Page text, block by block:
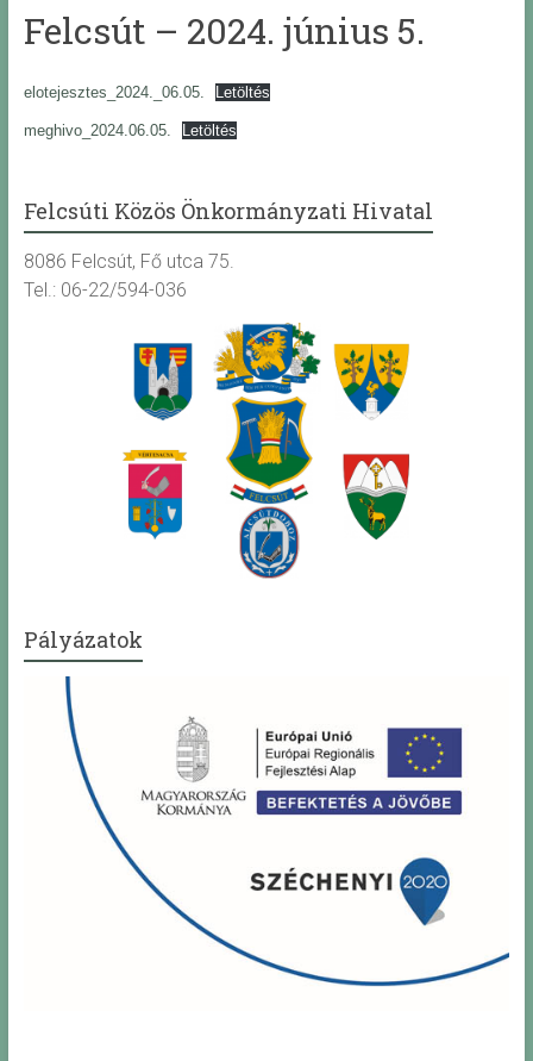
Felcsút – 2024. június 5.
elotejesztes_2024._06.05. Letöltés
meghivo_2024.06.05. Letöltés
Felcsúti Közös Önkormányzati Hivatal
8086 Felcsút, Fő utca 75.
Tel.: 06-22/594-036
Pályázatok